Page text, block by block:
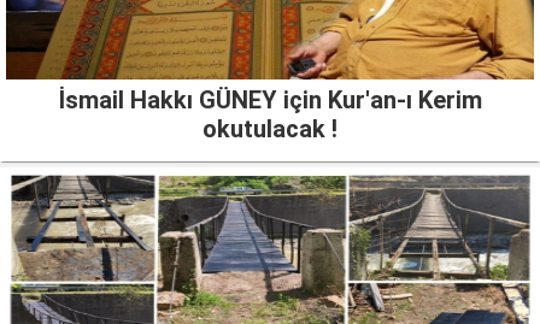
İsmail Hakkı GÜNEY için Kur'an-ı Kerim
okutulacak !